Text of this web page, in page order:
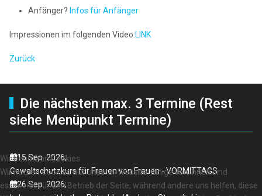
Anfänger? Infos für Anfänger
Impressionen im folgenden Video:LINK
Zurück
Die nächsten max. 3 Termine (Rest
siehe Menüpunkt Termine)
15 Sep. 2026;
Gewaltschutzkurs für Frauen von Frauen - VORMITTAGS
26 Sep. 2026;
Wir benutzen Cookies
Wir nutzen Cookies auf unserer Website. Einige von ihnen sind
essenziell für den Betrieb der Seite, während andere uns helfen, diese